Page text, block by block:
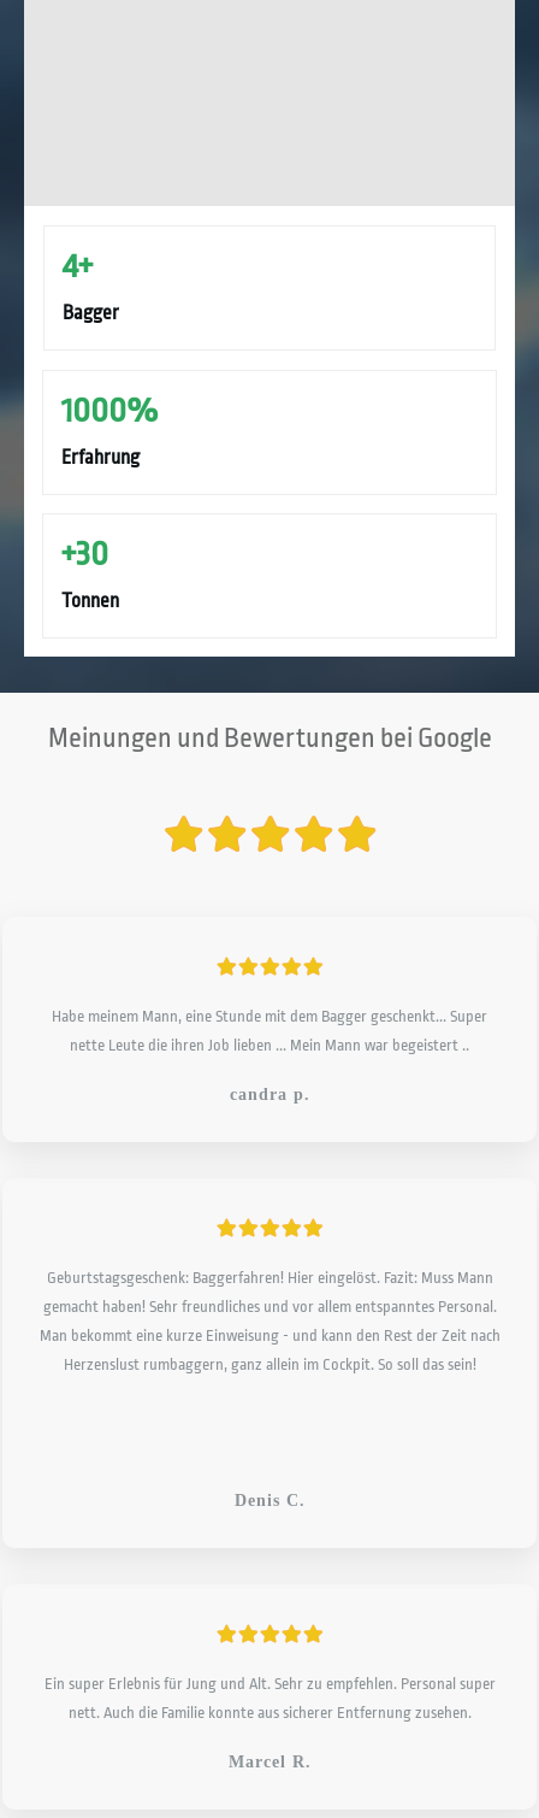
4+
Bagger
1000%
Erfahrung
+30
Tonnen
Meinungen und Bewertungen bei Google
Habe meinem Mann, eine Stunde mit dem Bagger geschenkt... Super
nette Leute die ihren Job lieben ... Mein Mann war begeistert ..
candra p.
Geburtstagsgeschenk: Baggerfahren! Hier eingelöst. Fazit: Muss Mann
gemacht haben! Sehr freundliches und vor allem entspanntes Personal.
Man bekommt eine kurze Einweisung - und kann den Rest der Zeit nach
Herzenslust rumbaggern, ganz allein im Cockpit. So soll das sein!
Denis C.
Ein super Erlebnis für Jung und Alt. Sehr zu empfehlen. Personal super
nett. Auch die Familie konnte aus sicherer Entfernung zusehen.
Marcel R.